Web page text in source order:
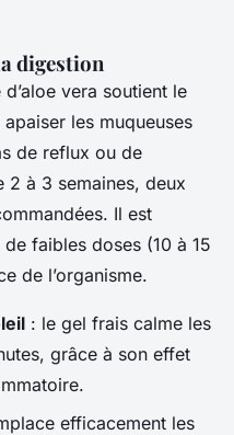
digestion
vera soutient le
les muqueuses
de reflux ou de
2 à 3 semaines, deux
Il est
faibles doses (10 à 15
de l’organisme.
: le gel frais calme les
grâce à son effet
efficacement les